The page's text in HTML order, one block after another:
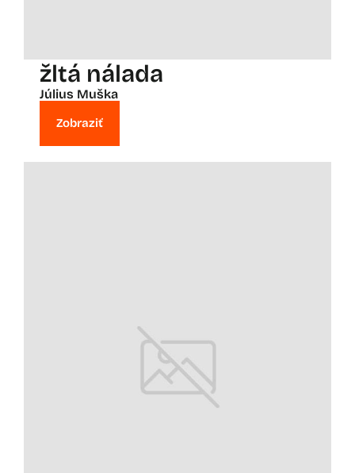
žltá nálada
Július Muška
Zobraziť